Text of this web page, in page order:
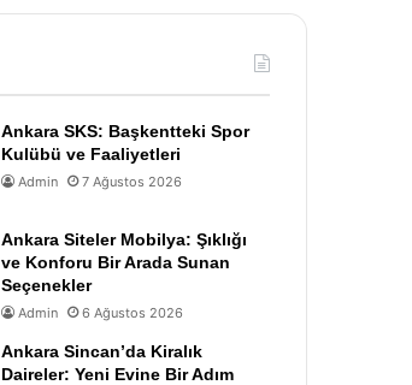
Ankara SKS: Başkentteki Spor
Kulübü ve Faaliyetleri
Admin 7 Ağustos 2026
Ankara Siteler Mobilya: Şıklığı
ve Konforu Bir Arada Sunan
Seçenekler
Admin 6 Ağustos 2026
Ankara Sincan’da Kiralık
Daireler: Yeni Evine Bir Adım